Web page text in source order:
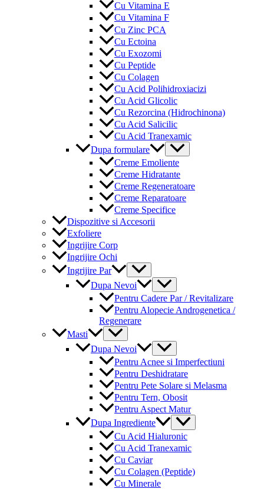
Cu Vitamina E
Cu Vitamina F
Cu Zinc PCA
Cu Ectoina
Cu Exozomi
Cu Peptide
Cu Colagen
Cu Acid Polihidroxiacizi
Cu Acid Glicolic
Cu Rezorcina (Hidrochinona)
Cu Acid Salicilic
Cu Acid Tranexamic
Dupa formulare
Menu
Toggle
Creme Emoliente
Creme Hidratante
Creme Regeneratoare
Creme Reparatoare
Creme Specifice
Dispozitive si Accesorii
Exfoliere
Ingrijire Corp
Ingrijire Ochi
Ingrijire Par
Menu
Toggle
Dupa Nevoi
Menu
Toggle
Pentru Cadere Par / Revitalizare
Pentru Alopecie Androgenetica /
Regenerare
Masti
Menu
Toggle
Dupa Nevoi
Menu
Toggle
Pentru Acnee si Imperfectiuni
Pentru Deshidratare
Pentru Pete Solare si Melasma
Pentru Tern, Obosit
Pentru Aspect Matur
Dupa Ingrediente
Menu
Toggle
Cu Acid Hialuronic
Cu Acid Tranexamic
Cu Caviar
Cu Colagen (Peptide)
Cu Minerale